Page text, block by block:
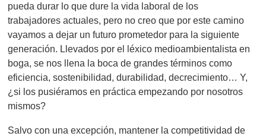
pueda durar lo que dure la vida laboral de los
trabajadores actuales, pero no creo que por este camino
vayamos a dejar un futuro prometedor para la siguiente
generación. Llevados por el léxico medioambientalista en
boga, se nos llena la boca de grandes términos como
eficiencia, sostenibilidad, durabilidad, decrecimiento… Y,
¿si los pusiéramos en práctica empezando por nosotros
mismos?
Salvo con una excepción, mantener la competitividad de